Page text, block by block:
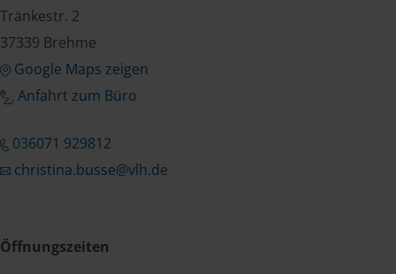
Tränkestr. 2
37339 Brehme
Google Maps zeigen
Anfahrt zum Büro
036071 929812
christina.busse@vlh.de
Öffnungszeiten